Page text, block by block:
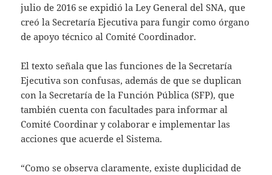
julio de 2016 se expidió la Ley General del SNA, que
creó la Secretaría Ejecutiva para fungir como órgano
de apoyo técnico al Comité Coordinador.
El texto señala que las funciones de la Secretaría
Ejecutiva son confusas, además de que se duplican
con la Secretaría de la Función Pública (SFP), que
también cuenta con facultades para informar al
Comité Coordinar y colaborar e implementar las
acciones que acuerde el Sistema.
“Como se observa claramente, existe duplicidad de